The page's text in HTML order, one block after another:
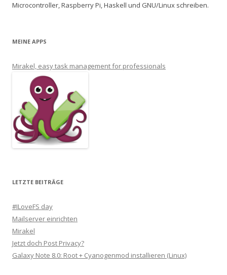
Microcontroller, Raspberry Pi, Haskell und GNU/Linux schreiben.
MEINE APPS
Mirakel, easy task management for professionals
LETZTE BEITRÄGE
#ILoveFS day
Mailserver einrichten
Mirakel
Jetzt doch Post Privacy?
Galaxy Note 8.0: Root + Cyanogenmod installieren (Linux)